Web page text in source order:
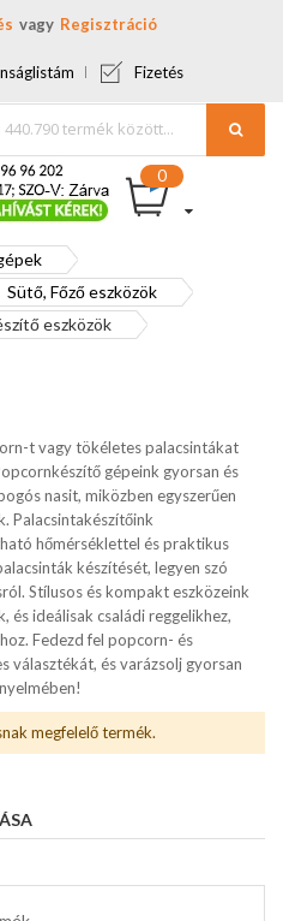
Regisztráció
Fizetés
Sütő, Főző eszközök
eszközök
t vagy tökéletes palacsintákat
gépeink gyorsan és
nasit, miközben egyszerűen
Palacsintakészítőink
hőmérséklettel és praktikus
készítését, legyen szó
Stílusos és kompakt eszközeink
ideálisak családi reggelikhez,
Fedezd fel popcorn- és
választékát, és varázsolj gyorsan
megfelelő termék.